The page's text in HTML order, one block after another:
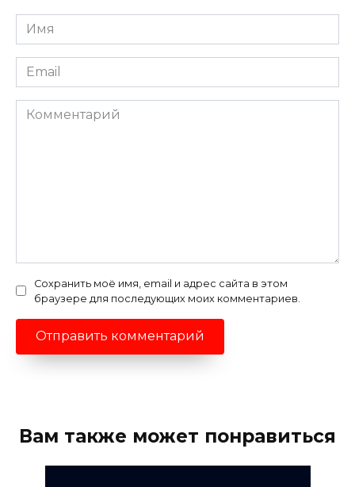
Имя
*
Email
*
Комментарий
Сохранить моё имя, email и адрес сайта в этом
браузере для последующих моих комментариев.
Вам также может понравиться